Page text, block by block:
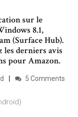
sur le
8.1,
(Surface Hub).
les derniers avis
pour Amazon.
5 Comments